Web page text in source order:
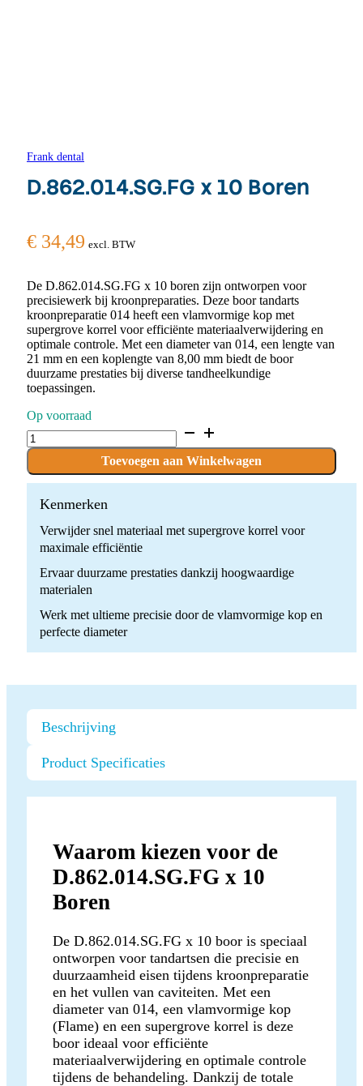
Frank dental
D.862.014.SG.FG x 10 Boren
€ 34,49 excl. BTW
De D.862.014.SG.FG x 10 boren zijn ontworpen voor
precisiewerk bij kroonpreparaties. Deze boor tandarts
kroonpreparatie 014 heeft een vlamvormige kop met
supergrove korrel voor efficiënte materiaalverwijdering en
optimale controle. Met een diameter van 014, een lengte van
21 mm en een koplengte van 8,00 mm biedt de boor
duurzame prestaties bij diverse tandheelkundige
toepassingen.
Op voorraad
D.862.014.SG.FG
x
Boren
quantity
Toevoegen aan Winkelwagen
Kenmerken
Verwijder snel materiaal met supergrove korrel voor
maximale efficiëntie
Ervaar duurzame prestaties dankzij hoogwaardige
materialen
Werk met ultieme precisie door de vlamvormige kop en
perfecte diameter
Beschrijving
Product Specificaties
Waarom kiezen voor de
D.862.014.SG.FG x 10
Boren
De D.862.014.SG.FG x 10 boor is speciaal
ontworpen voor tandartsen die precisie en
duurzaamheid eisen tijdens kroonpreparatie
en het vullen van caviteiten. Met een
diameter van 014, een vlamvormige kop
(Flame) en een supergrove korrel is deze
boor ideaal voor efficiënte
materiaalverwijdering en optimale controle
tijdens de behandeling. Dankzij de totale